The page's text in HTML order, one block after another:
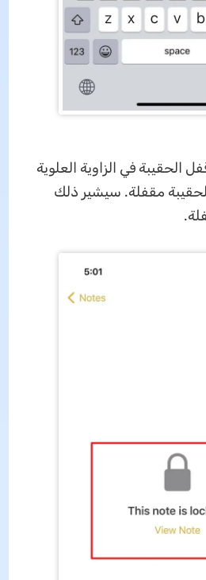
على قفل الحقيبة في الزاوية العلوية
مقفلة. سيشير ذلك